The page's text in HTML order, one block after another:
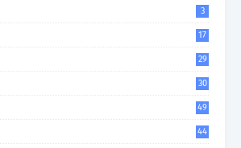
3
17
29
30
49
44